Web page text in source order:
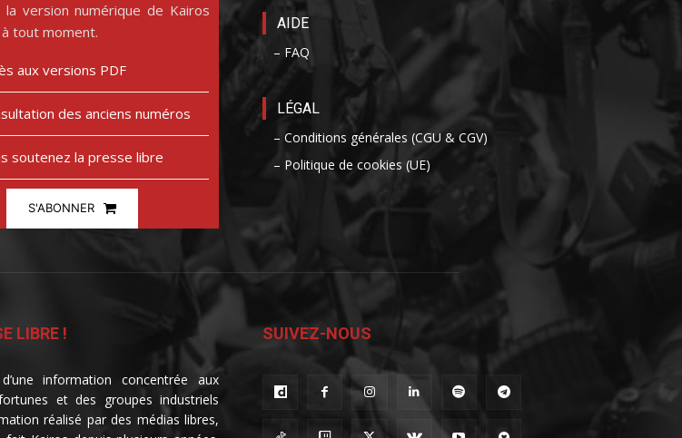
la version numérique de Kairos
tout moment.
aux versions PDF
des anciens numéros
soutenez la presse libre
S'ABONNER
AIDE
– FAQ
LÉGAL
– Conditions générales (CGU & CGV)
– Politique de cookies (UE)
LIBRE !
information concentrée aux
et des groupes industriels
réalisé par des médias libres,
SUIVEZ-NOUS